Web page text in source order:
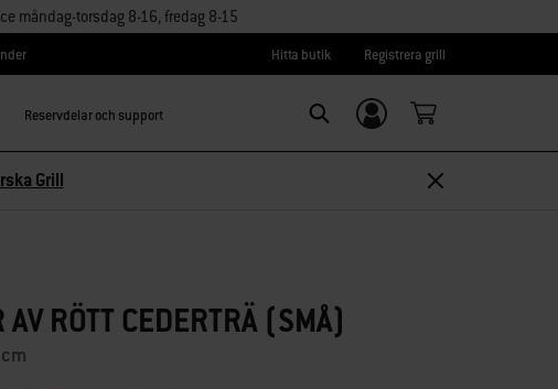
måndag-torsdag 8-16, fredag 8-15
Hitta butik Registrera grill
Reservdelar och support
Logga in/
Registrera dig
Grill
RÖTT CEDERTRÄ (SMÅ)